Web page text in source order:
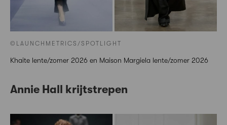
©LAUNCHMETRICS/SPOTLIGHT
Khaite lente/zomer 2026 en Maison Margiela lente/zomer 2026
Annie Hall krijtstrepen